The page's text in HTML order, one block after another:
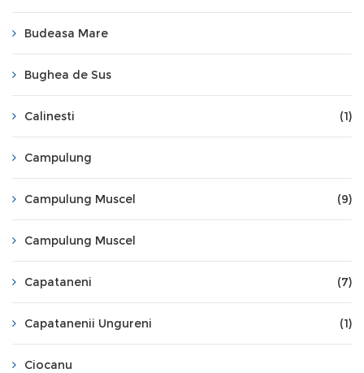
Budeasa Mare
Bughea de Sus
Calinesti (1)
Campulung
Campulung Muscel (9)
Campulung Muscel
Capataneni (7)
Capatanenii Ungureni (1)
Ciocanu